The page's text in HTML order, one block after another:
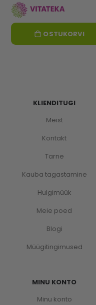
OSTUKORVI
KLIENDITUGI
Meist
Kontakt
Tarne
Kauba tagastamine
Hulgimüük
Meie poed
Blogi
Müügitingimused
MINU KONTO
Minu konto